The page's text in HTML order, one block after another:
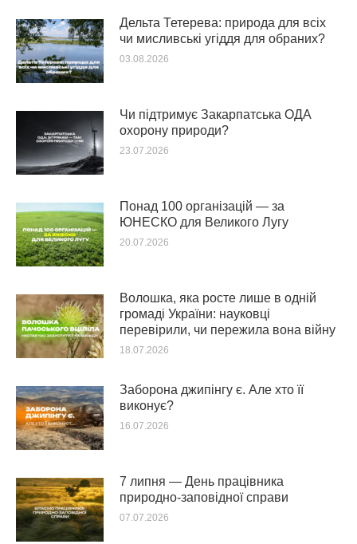
Дельта Тетерева: природа для всіх
чи мисливські угіддя для обраних?
03.08.2026
Чи підтримує Закарпатська ОДА
охорону природи?
23.07.2026
Понад 100 організацій — за
ЮНЕСКО для Великого Лугу
20.07.2026
Волошка, яка росте лише в одній
громаді України: науковці
перевірили, чи пережила вона війну
18.07.2026
Заборона джипінгу є. Але хто її
виконує?
16.07.2026
7 липня — День працівника
природно-заповідної справи
07.07.2026